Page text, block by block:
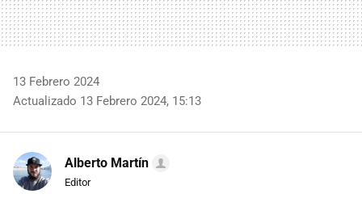
13 Febrero 2024
Actualizado 13 Febrero 2024, 15:13
Alberto Martín
Editor